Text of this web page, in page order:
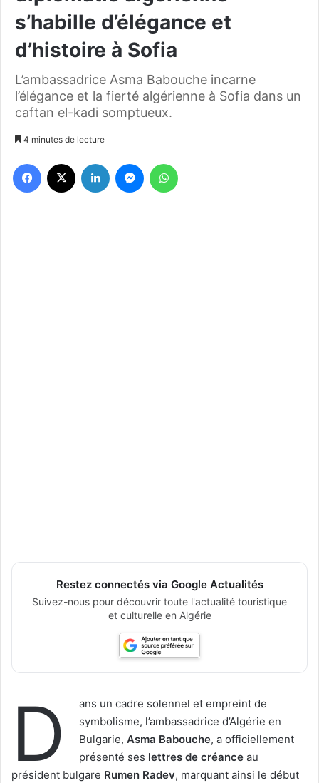
s’habille d’élégance et
d’histoire à Sofia
L’ambassadrice Asma Babouche incarne
l’élégance et la fierté algérienne à Sofia dans un
caftan el-kadi somptueux.
4 minutes de lecture
Restez connectés via Google Actualités
Suivez-nous pour découvrir toute l'actualité touristique
et culturelle en Algérie
D
ans un cadre solennel et empreint de
symbolisme, l’ambassadrice d’Algérie en
Bulgarie, Asma Babouche, a officiellement
présenté ses lettres de créance au
président bulgare Rumen Radev, marquant ainsi le début